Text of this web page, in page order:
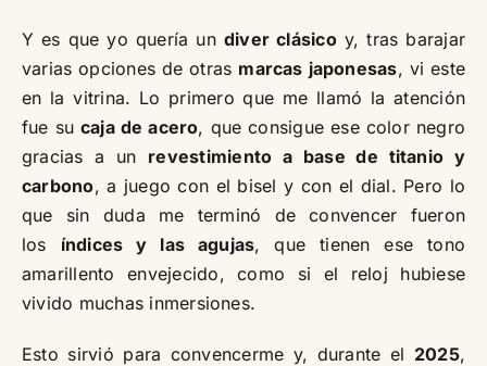
Y es que yo quería un diver clásicoy, tras barajar
varias opciones de otras marcas japonesas, vi este
en la vitrina. Lo primero que me llamó la atención
fue su caja de acero, que consigue ese color negro
gracias a un revestimiento a base de titanio y
carbono, a juego con el bisel y con el dial. Pero lo
que sin duda me terminó de convencer fueron
los índices y las agujas, que tienen ese tono
amarillento envejecido, como si el reloj hubiese
vivido muchas inmersiones.
Esto sirvió para convencerme y, durante el 2025,